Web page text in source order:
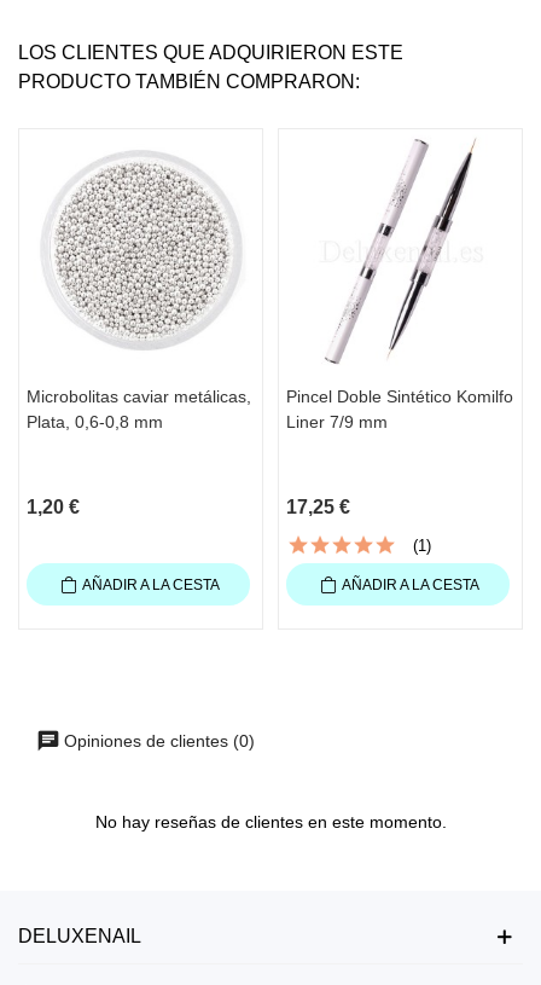
LOS CLIENTES QUE ADQUIRIERON ESTE
PRODUCTO TAMBIÉN COMPRARON:
Microbolitas caviar metálicas,
Plata, 0,6-0,8 mm
1,20 €
AÑADIR A LA CESTA
Pincel Doble Sintético Komilfo
Liner 7/9 mm
17,25 €
(1)
AÑADIR A LA CESTA
Opiniones de clientes (0)
No hay reseñas de clientes en este momento.
DELUXENAIL